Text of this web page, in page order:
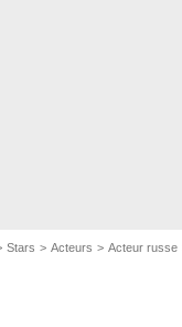
Stars Acteurs Acteur russe